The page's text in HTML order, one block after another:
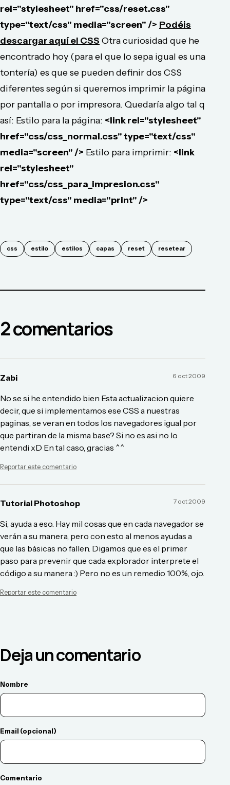
rel="stylesheet" href="css/reset.css"
type="text/css" media="screen" /> Podéis
descargar aquí el CSS Otra curiosidad que he
encontrado hoy (para el que lo sepa igual es una
tontería) es que se pueden definir dos CSS
diferentes según si queremos imprimir la página
por pantalla o por impresora. Quedaría algo tal q
así: Estilo para la página: <link rel="stylesheet"
href="css/css_normal.css" type="text/css"
media="screen" /> Estilo para imprimir: <link
rel="stylesheet"
href="css/css_para_impresion.css"
type="text/css" media="print" />
css estilo estilos capas reset resetear
2comentarios
Zabi 6 oct 2009
No se si he entendido bien Esta actualizacion quiere
decir, que si implementamos ese CSS a nuestras
paginas, se veran en todos los navegadores igual por
que partiran de la misma base? Si no es asi no lo
entendi xD En tal caso, gracias ^^
Reportar este comentario
Tutorial Photoshop 7 oct 2009
Si, ayuda a eso. Hay mil cosas que en cada navegador se
verán a su manera, pero con esto al menos ayudas a
que las básicas no fallen. Digamos que es el primer
paso para prevenir que cada explorador interprete el
código a su manera :) Pero no es un remedio 100%, ojo.
Reportar este comentario
Deja un comentario
Nombre
Email (opcional)
Comentario